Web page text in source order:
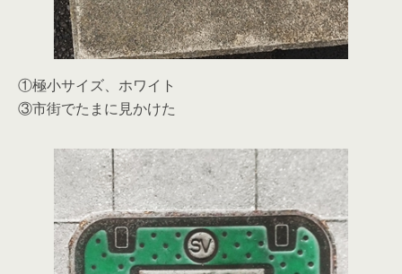
①極小サイズ、ホワイト
③市街でたまに見かけた